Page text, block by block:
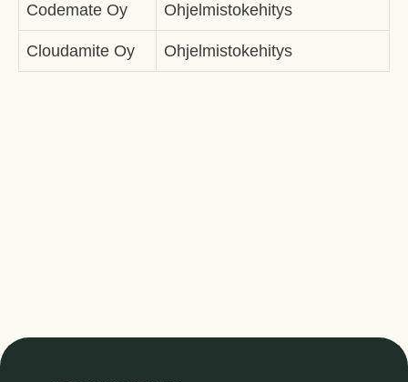
Codemate Oy Ohjelmistokehitys
Cloudamite Oy Ohjelmistokehitys